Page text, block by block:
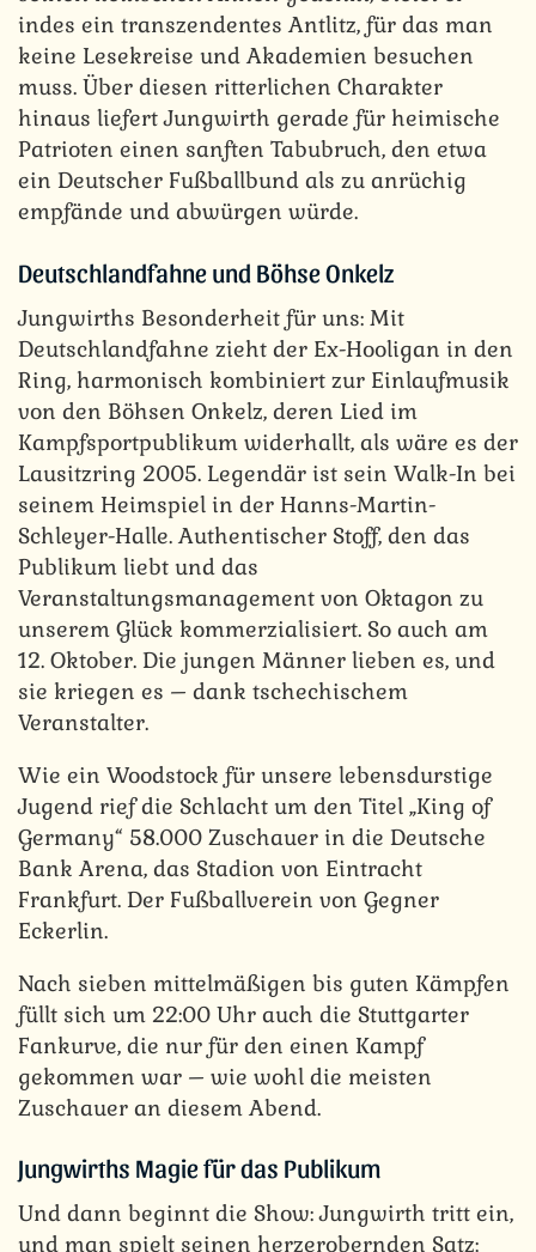
indes ein transzendentes Antlitz, für das man
keine Lesekreise und Akademien besuchen
muss. Über diesen ritterlichen Charakter
hinaus liefert Jungwirth gerade für heimische
Patrioten einen sanften Tabubruch, den etwa
ein Deutscher Fußballbund als zu anrüchig
empfände und abwürgen würde.
Deutschlandfahne und Böhse Onkelz
Jungwirths Besonderheit für uns: Mit
Deutschlandfahne zieht der Ex-Hooligan in den
Ring, harmonisch kombiniert zur Einlaufmusik
von den Böhsen Onkelz, deren Lied im
Kampfsportpublikum widerhallt, als wäre es der
Lausitzring 2005. Legendär ist sein Walk-In bei
seinem Heimspiel in der Hanns-Martin-
Schleyer-Halle. Authentischer Stoff, den das
Publikum liebt und das
Veranstaltungsmanagement von Oktagon zu
unserem Glück kommerzialisiert. So auch am
12. Oktober. Die jungen Männer lieben es, und
sie kriegen es – dank tschechischem
Veranstalter.
Wie ein Woodstock für unsere lebensdurstige
Jugend rief die Schlacht um den Titel „King of
Germany“ 58.000 Zuschauer in die Deutsche
Bank Arena, das Stadion von Eintracht
Frankfurt. Der Fußballverein von Gegner
Eckerlin.
Nach sieben mittelmäßigen bis guten Kämpfen
füllt sich um 22:00 Uhr auch die Stuttgarter
Fankurve, die nur für den einen Kampf
gekommen war – wie wohl die meisten
Zuschauer an diesem Abend.
Jungwirths Magie für das Publikum
Und dann beginnt die Show: Jungwirth tritt ein,
und man spielt seinen herzerobernden Satz: